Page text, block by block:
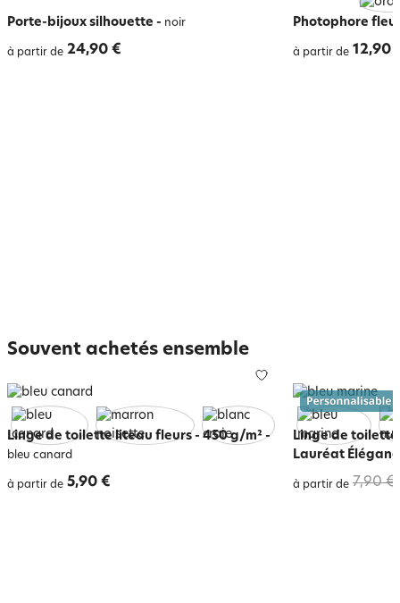
Porte-bijoux silhouette - noir
à partir de 24,90 €
Photophore
à partir de 12,90
Souvent achetés ensemble
Linge de toilette liteau fleurs - 450 g/m²-
bleu canard
à partir de 5,90 €
Linge de toilette
Lauréat
à partir de 7,90 €